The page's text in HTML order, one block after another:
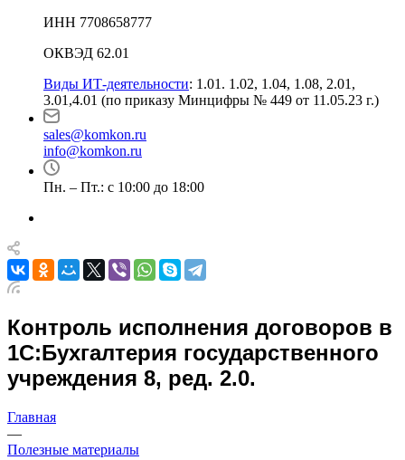
ИНН 7708658777
ОКВЭД 62.01
Виды ИТ-деятельности: 1.01. 1.02, 1.04, 1.08, 2.01,
3.01,4.01 (по приказу Минцифры № 449 от 11.05.23 г.)
sales@komkon.ru
info@komkon.ru
Пн. – Пт.: с 10:00 до 18:00
Контроль исполнения договоров в
1С:Бухгалтерия государственного
учреждения 8, ред. 2.0.
Главная
—
Полезные материалы